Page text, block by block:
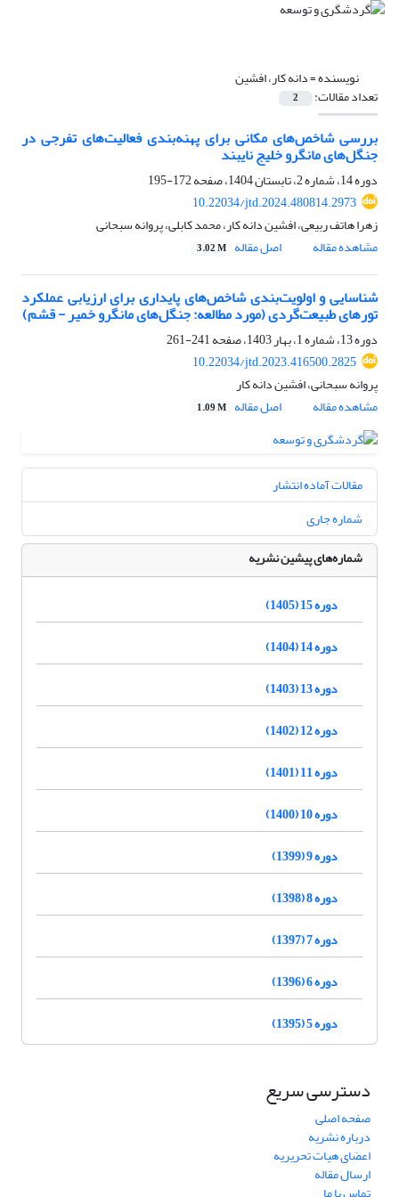
نویسنده =دانه کار، افشین
تعداد مقالات: 2
بررسی شاخص‌های مکانی برای پهنه‌بندی فعالیت‌های تفرجی در
جنگل‌های مانگرو خلیج نایبند
دوره 14، شماره 2، تابستان 1404، صفحه
172-195
10.22034/jtd.2024.480814.2973
زهرا هاتف ربیعی، افشین دانه کار، محمد کابلی، پروانه سبحانی
مشاهده مقاله
اصل مقاله 3.02 M
شناسایی و اولویت‌بندی شاخص‌های پایداری برای ارزیابی عملکرد
تورهای طبیعت‌گردی (مورد مطالعه: جنگل‌های مانگرو خمیر - قشم)
دوره 13، شماره 1، بهار 1403، صفحه
241-261
10.22034/jtd.2023.416500.2825
پروانه سبحانی، افشین دانه کار
مشاهده مقاله
اصل مقاله 1.09 M
مقالات آماده انتشار
شماره جاری
شماره‌های پیشین نشریه
دوره 15 (1405)
دوره 14 (1404)
دوره 13 (1403)
دوره 12 (1402)
دوره 11 (1401)
دوره 10 (1400)
دوره 9 (1399)
دوره 8 (1398)
دوره 7 (1397)
دوره 6 (1396)
دوره 5 (1395)
دسترسی سریع
صفحه اصلی
درباره نشریه
اعضای هیات تحریریه
ارسال مقاله